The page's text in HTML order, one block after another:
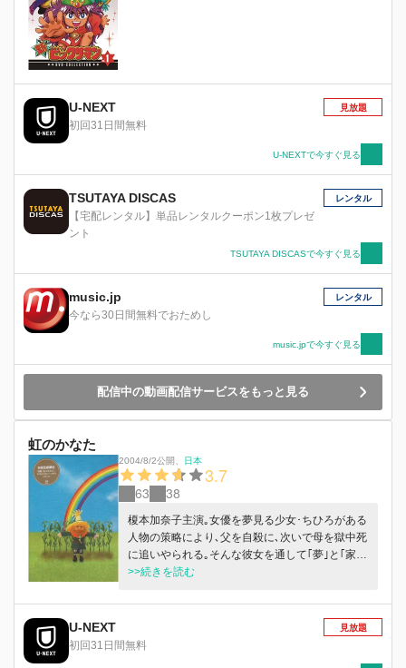
U-NEXT
初回31日間無料
見放題
U-NEXTで今すぐ見る
TSUTAYA DISCAS
【宅配レンタル】単品レンタルクーポン1枚プレゼ
ント
レンタル
TSUTAYA DISCASで今すぐ見る
music.jp
今なら30日間無料でおためし
レンタル
music.jpで今すぐ見る
配信中の動画配信サービスをもっと見る
虹のかなた
2004/8/2公開 日本
3.7
63 38
榎本加奈子主演｡女優を夢見る少女･ちひろがある
人物の策略により､父を自殺に､次いで母を獄中死
に追いやられる｡そんな彼女を通して｢夢｣と｢家
族｣を描く｡
>>続きを読む
U-NEXT
初回31日間無料
見放題